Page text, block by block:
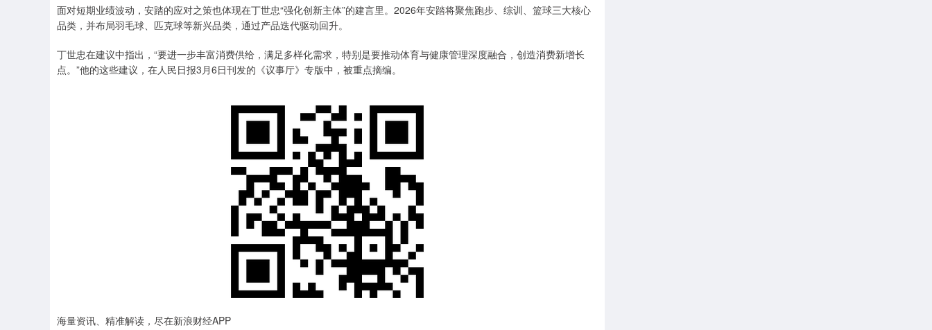
面对短期业绩波动，安踏的应对之策也体现在丁世忠“强化创新主体”的建言里。2026年安踏将聚焦跑步、综训、篮球三大核心
品类，并布局羽毛球、匹克球等新兴品类，通过产品迭代驱动回升。
丁世忠在建议中指出，“要进一步丰富消费供给，满足多样化需求，特别是要推动体育与健康管理深度融合，创造消费新增长
点。”他的这些建议，在人民日报3月6日刊发的《议事厅》专版中，被重点摘编。
海量资讯、精准解读，尽在新浪财经APP